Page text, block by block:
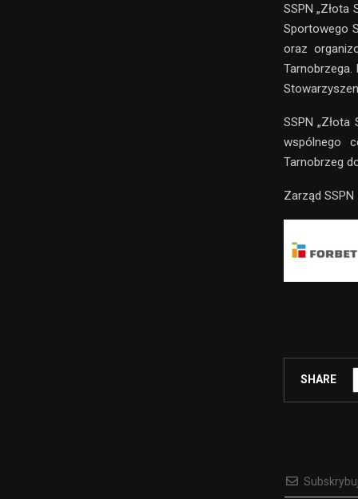
SSPN „Złota
Sportowego
oraz
SSPN
wspólnego
Tarnobrzeg
Zarząd SSPN
SHARE
Subskrybuj